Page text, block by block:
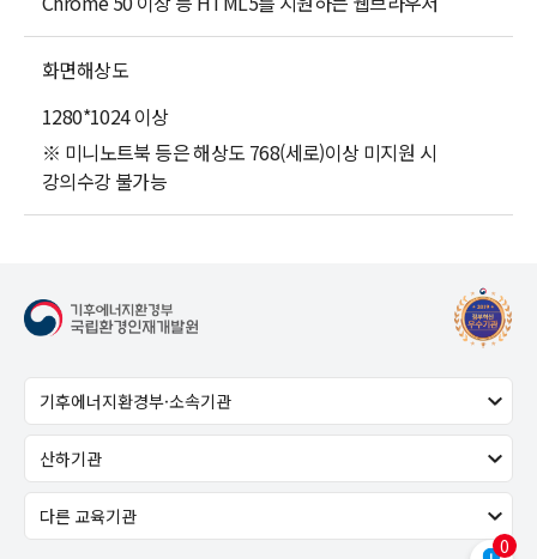
화면해상도
1280*1024 이상
※ 미니노트북 등은 해상도 768(세로)이상 미지원 시
강의수강 불가능
0